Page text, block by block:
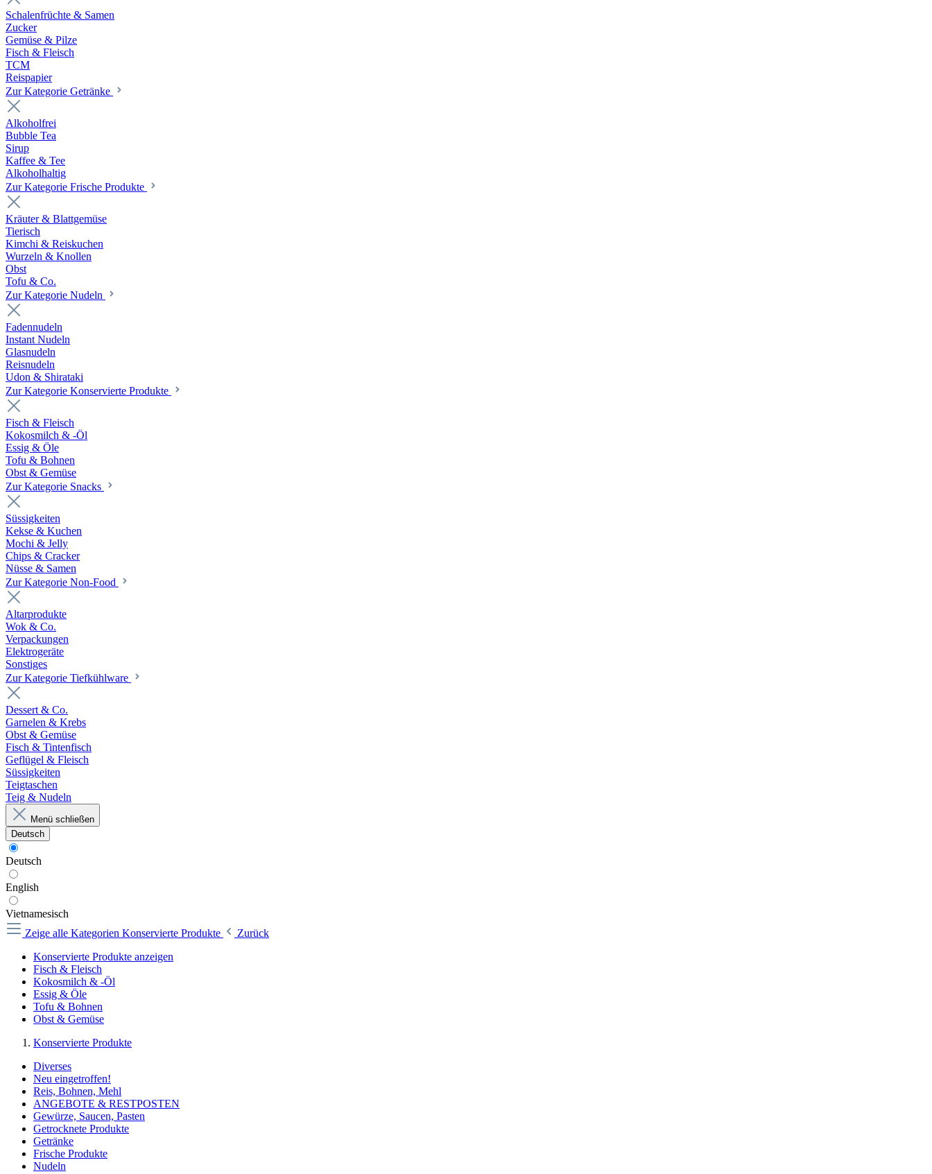
Schalenfrüchte & Samen
Zucker
Gemüse & Pilze
Fisch & Fleisch
TCM
Reispapier
Zur Kategorie Getränke
Alkoholfrei
Bubble Tea
Sirup
Kaffee & Tee
Alkoholhaltig
Zur Kategorie Frische Produkte
Kräuter & Blattgemüse
Tierisch
Kimchi & Reiskuchen
Wurzeln & Knollen
Obst
Tofu & Co.
Zur Kategorie Nudeln
Fadennudeln
Instant Nudeln
Glasnudeln
Reisnudeln
Udon & Shirataki
Zur Kategorie Konservierte Produkte
Fisch & Fleisch
Kokosmilch & -Öl
Essig & Öle
Tofu & Bohnen
Obst & Gemüse
Zur Kategorie Snacks
Süssigkeiten
Kekse & Kuchen
Mochi & Jelly
Chips & Cracker
Nüsse & Samen
Zur Kategorie Non-Food
Altarprodukte
Wok & Co.
Verpackungen
Elektrogeräte
Sonstiges
Zur Kategorie Tiefkühlware
Dessert & Co.
Garnelen & Krebs
Obst & Gemüse
Fisch & Tintenfisch
Geflügel & Fleisch
Süssigkeiten
Teigtaschen
Teig & Nudeln
Menü schließen
Deutsch
Deutsch
English
Vietnamesisch
Zeige alle Kategorien Konservierte Produkte
Zurück
Konservierte Produkte anzeigen
Fisch & Fleisch
Kokosmilch & -Öl
Essig & Öle
Tofu & Bohnen
Obst & Gemüse
Konservierte Produkte
Diverses
Neu eingetroffen!
Reis, Bohnen, Mehl
ANGEBOTE & RESTPOSTEN
Gewürze, Saucen, Pasten
Getrocknete Produkte
Getränke
Frische Produkte
Nudeln